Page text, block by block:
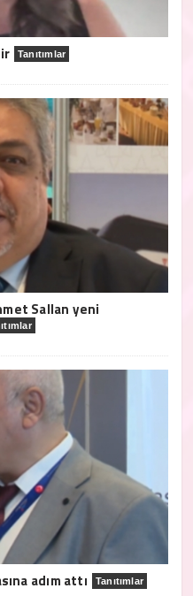
Tanıtımlar
Sallan yeni
adım attı Tanıtımlar